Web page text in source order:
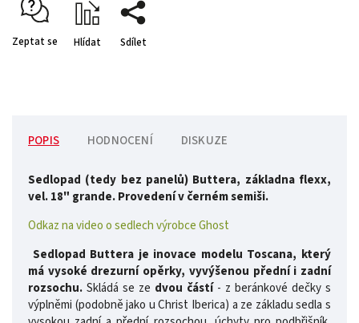
Zeptat se Hlídat Sdílet
POPIS HODNOCENÍ DISKUZE
Sedlopad (tedy bez panelů) Buttera, základna flexx,
vel. 18" grande. Provedení v černém semiši.
Odkaz na video o sedlech výrobce Ghost
Sedlopad Buttera je inovace modelu Toscana, který
má vysoké drezurní opěrky, vyvýšenou přední i zadní
rozsochu. Skládá se ze dvou částí - z beránkové dečky s
výplněmi (podobně jako u Christ Iberica) a ze základu sedla s